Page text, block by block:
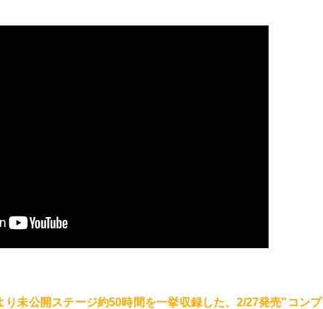
り未公開ステージ約50時間を一挙収録した、2/27発売"コンプ